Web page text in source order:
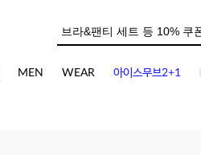
MEN WEAR 아이스무브2+1